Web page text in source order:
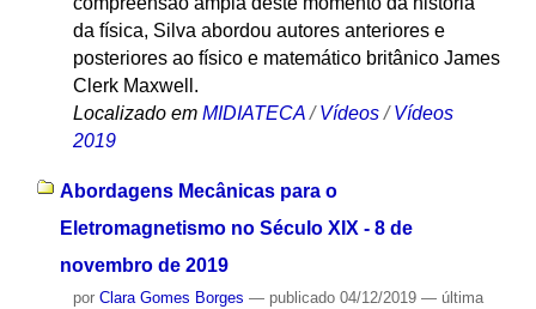
da física, Silva abordou autores anteriores e
posteriores ao físico e matemático britânico James
Clerk Maxwell.
Localizado em MIDIATECA /Vídeos /Vídeos
2019
Abordagens Mecânicas para o
Eletromagnetismo no Século XIX - 8 de
novembro de 2019
por Clara Gomes Borges — publicado04/12/2019 — última